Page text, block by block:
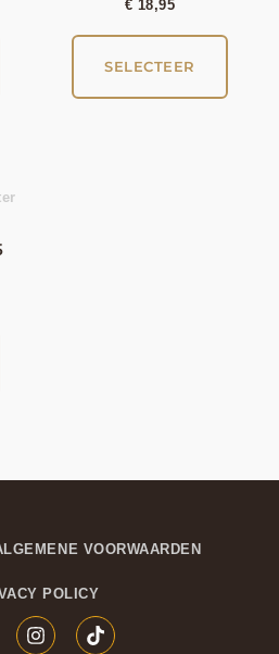
€ 18,95
SELECTEER
VOORWAARDEN
POLICY